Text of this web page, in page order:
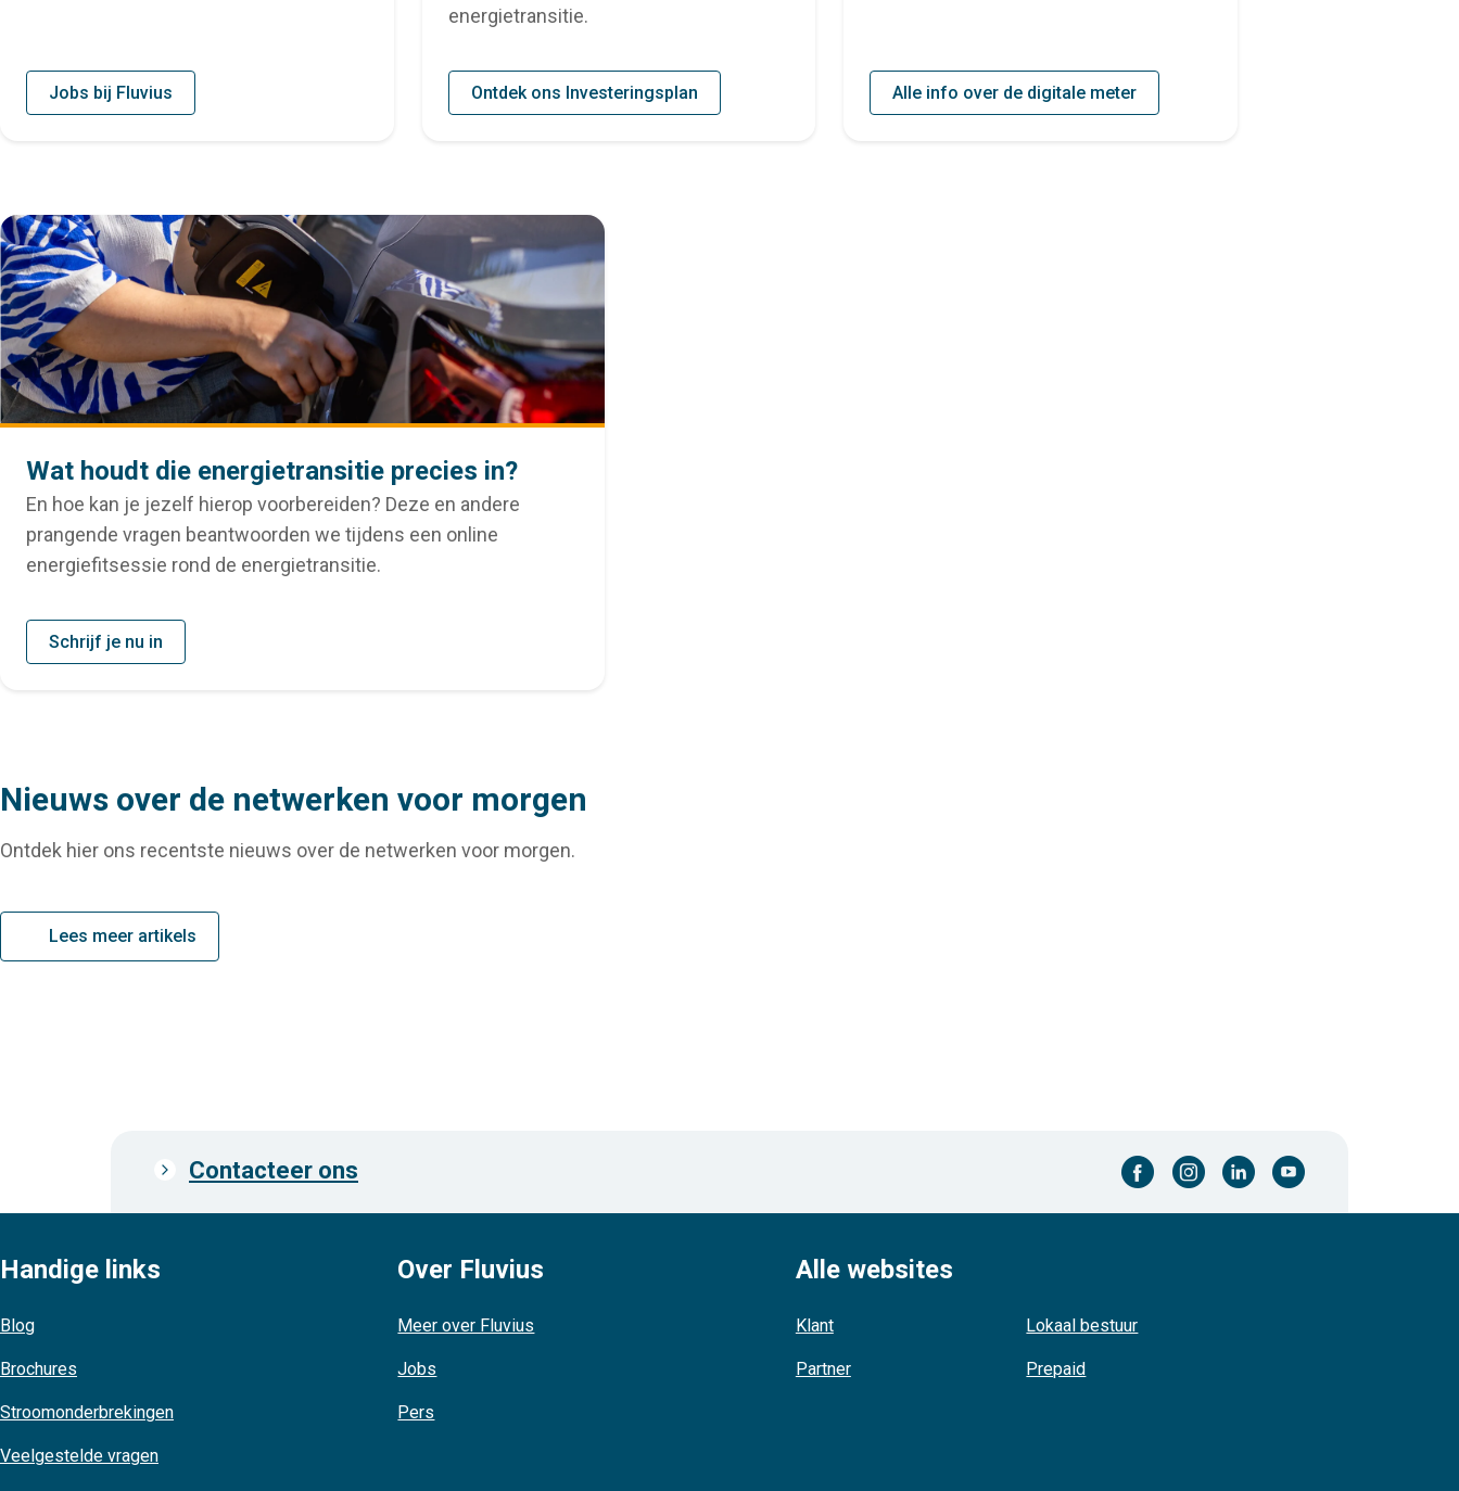
Jobs bij Fluvius
energietransitie.
Ontdek ons Investeringsplan Alle info over de digitale meter
Wat houdt die energietransitie precies in?
En hoe kan je jezelf hierop voorbereiden? Deze en andere
prangende vragen beantwoorden we tijdens een online
energiefitsessie rond de energietransitie.
Schrijf je nu in
Nieuws over de netwerken voor morgen
Ontdek hier ons recentste nieuws over de netwerken voor morgen.
Lees meer artikels
Prefooter
Contacteer ons facebook-cirkel instagram-cirkel linkedin-cirkel youtube-cirkel
Handige links
Blog
Brochures
Stroomonderbrekingen
Veelgestelde vragen
Over Fluvius
Meer over Fluvius
Jobs
Pers
Alle websites
Klant
Partner
Lokaal bestuur
Prepaid